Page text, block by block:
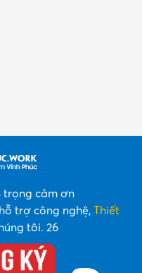
trọng cảm ơn
trợ công nghệ, Thiết
tôi. 26